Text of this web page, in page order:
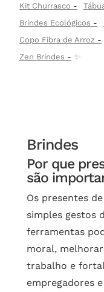
Kit Churrasco
Brindes Ecológicos
Copo Fibra de Arroz
Zen Brindes
✨
Brindes
Por que
são
Os presentes
simples gestos
ferramentas
moral,
trabalho e
empregadores